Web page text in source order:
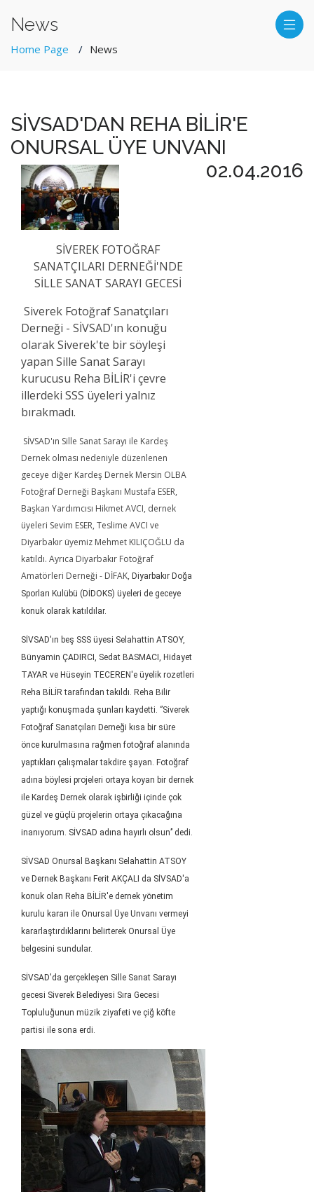
News
Home Page News
SİVSAD'DAN REHA BİLİR'E
ONURSAL ÜYE UNVANI
02.04.2016
SİVEREK FOTOĞRAF
SANATÇILARI DERNEĞİ'NDE
SİLLE SANAT SARAYI GECESİ
Siverek Fotoğraf Sanatçıları
Derneği - SİVSAD'ın konuğu
olarak Siverek'te bir söyleşi
yapan Sille Sanat Sarayı
kurucusu Reha BİLİR'i çevre
illerdeki SSS üyeleri yalnız
bırakmadı.
SİVSAD'ın Sille Sanat Sarayı ile Kardeş
Dernek olması nedeniyle düzenlenen
geceye diğer Kardeş Dernek Mersin OLBA
Fotoğraf Derneği Başkanı Mustafa ESER,
Başkan Yardımcısı Hikmet AVCI, dernek
üyeleri Sevim ESER, Teslime AVCI ve
Diyarbakır üyemiz Mehmet KILIÇOĞLU da
katıldı. Ayrıca Diyarbakır Fotoğraf
Amatörleri Derneği - DİFAK, Diyarbakır Doğa
Sporları Kulübü (DİDOKS) üyeleri de geceye
konuk olarak katıldılar.
SİVSAD'ın beş SSS üyesi Selahattin ATSOY,
Bünyamin ÇADIRCI, Sedat BASMACI, Hidayet
TAYAR ve Hüseyin TECEREN'e üyelik rozetleri
Reha BİLİR tarafından takıldı. Reha Bilir
yaptığı konuşmada şunları kaydetti. ‘’Siverek
Fotoğraf Sanatçıları Derneği kısa bir süre
önce kurulmasına rağmen fotoğraf alanında
yaptıkları çalışmalar takdire şayan. Fotoğraf
adına böylesi projeleri ortaya koyan bir dernek
ile Kardeş Dernek olarak işbirliği içinde çok
güzel ve güçlü projelerin ortaya çıkacağına
inanıyorum. SİVSAD adına hayırlı olsun’’ dedi.
SİVSAD Onursal Başkanı Selahattin ATSOY
ve Dernek Başkanı Ferit AKÇALI da SİVSAD'a
konuk olan Reha BİLİR'e dernek yönetim
kurulu kararı ile Onursal Üye Unvanı vermeyi
kararlaştırdıklarını belirterek Onursal Üye
belgesini sundular.
SİVSAD'da gerçekleşen Sille Sanat Sarayı
gecesi Siverek Belediyesi Sıra Gecesi
Topluluğunun müzik ziyafeti ve çiğ köfte
partisi ile sona erdi.